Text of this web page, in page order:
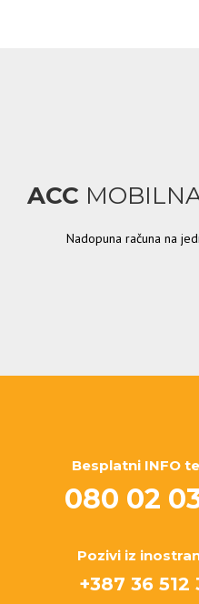
ACC
Nadopuna računa na
Besplatni INFO
080 02
Pozivi iz
+387 36 512